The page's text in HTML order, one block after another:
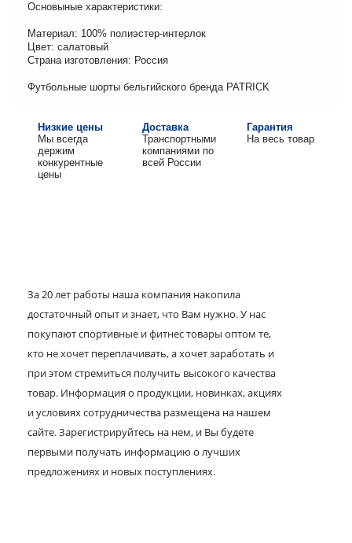
Основыные характеристики:
Материал: 100% полиэстер-интерлок
Цвет: салатовый
Страна изготовления: Россия
Футбольные шорты бельгийского бренда PATRICK
Низкие цены
Мы всегда
держим
конкурентные
цены
Доставка
Транспортными
компаниями по
всей России
Гарантия
На весь товар
За 20 лет работы наша компания накопила
достаточный опыт и знает, что Вам нужно. У нас
покупают спортивные и фитнес товары оптом те,
кто не хочет переплачивать, а хочет заработать и
при этом стремиться получить высокого качества
товар. Информация о продукции, новинках, акциях
и условиях сотрудничества размещена на нашем
сайте. Зарегистрируйтесь на нем, и Вы будете
первыми получать информацию о лучших
предложениях и новых поступлениях.